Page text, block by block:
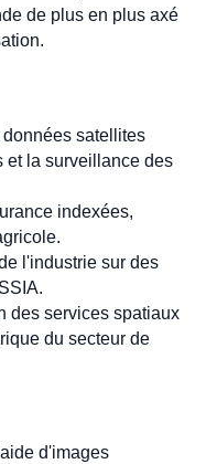
de plus en plus axé
satellites
et la surveillance des
indexées,
l'industrie sur des
des services spatiaux
du secteur de
d'images